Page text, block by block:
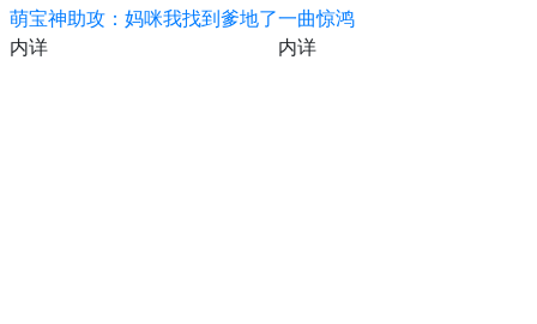
萌宝神助攻：妈咪我找到爹地了
内详
一曲惊鸿
内详